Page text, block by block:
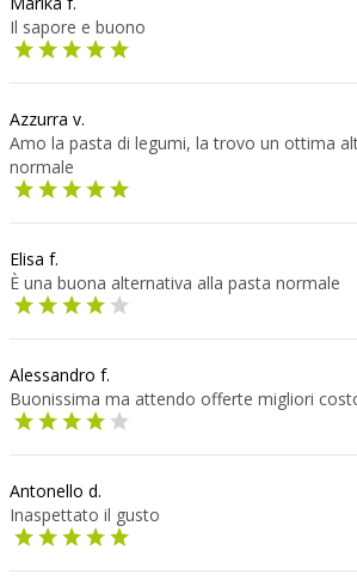
Il sapore e buono
Azzurra v.
Amo la pasta di legumi, la trovo un ottima
normale
Elisa f.
È una buona alternativa alla pasta normale
Alessandro f.
Buonissima ma attendo offerte migliori
Antonello d.
Inaspettato il gusto